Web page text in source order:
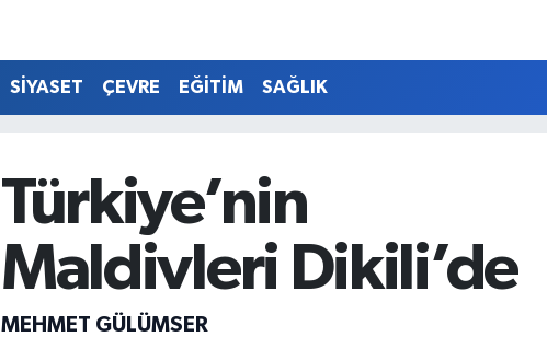
SİYASET ÇEVRE EĞİTİM SAĞLIK
Türkiye’nin
Maldivleri Dikili’de
MEHMET GÜLÜMSER